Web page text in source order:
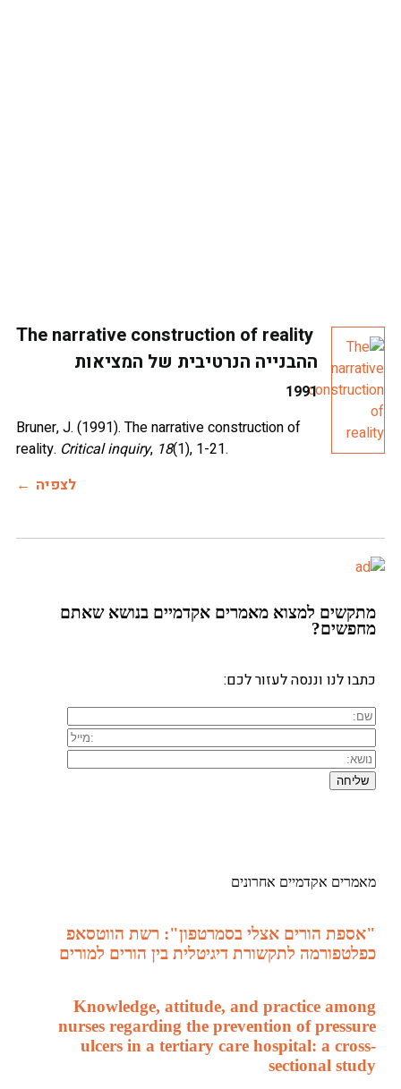
The narrative construction of reality
ההבנייה הנרטיבית של המציאות
1991
Bruner, J. (1991). The narrative construction of
reality. Critical inquiry, 18(1), 1-21.
לצפיה
מתקשים למצוא מאמרים אקדמיים בנושא שאתם
מחפשים?
כתבו לנו וננסה לעזור לכם:
מאמרים אקדמיים אחרונים
"אספת הורים אצלי בסמרטפון": רשת הווטסאפ
כפלטפורמה לתקשורת דיגיטלית בין הורים למורים
Knowledge, attitude, and practice among
nurses regarding the prevention of pressure
ulcers in a tertiary care hospital: a cross-
sectional study